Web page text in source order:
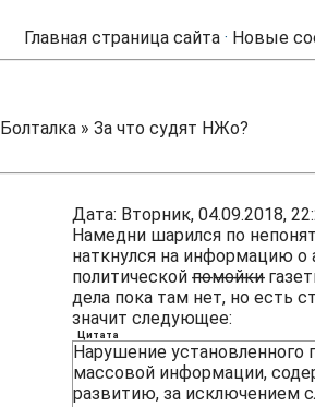
Главная страница сайта · Новые
Болталка » За что судят НЖо?
Дата: Вторник, 04.09.2018,
Намедни шарился по
наткнулся на информацию
политической п̶о̶м̶о̶й̶к̶и̶
дела пока там нет, но есть
значит следующее:
Цитата
Нарушение установленного
массовой информации,
развитию, за исключением